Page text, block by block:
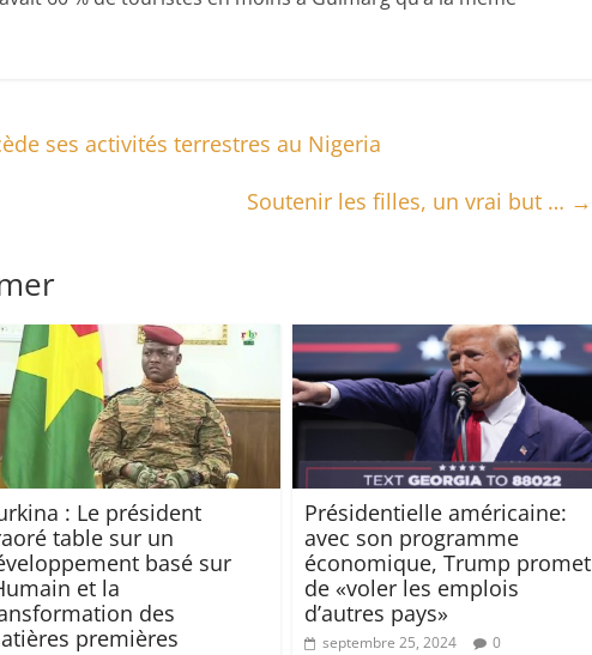
ses activités terrestres au Nigeria
Soutenir les filles, un vrai but … →
: Le président
table sur un
basé sur
et la
des
premières
Présidentielle américaine:
avec son programme
économique, Trump promet
de «voler les emplois
d’autres pays»
septembre 25, 2024 0